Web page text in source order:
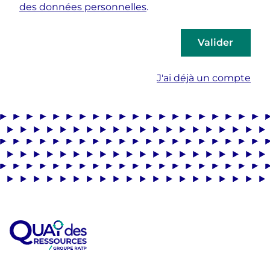
des données personnelles.
Valider
J'ai déjà un compte